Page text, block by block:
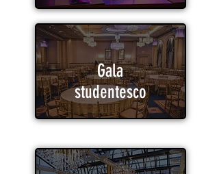
Gala
studentesco